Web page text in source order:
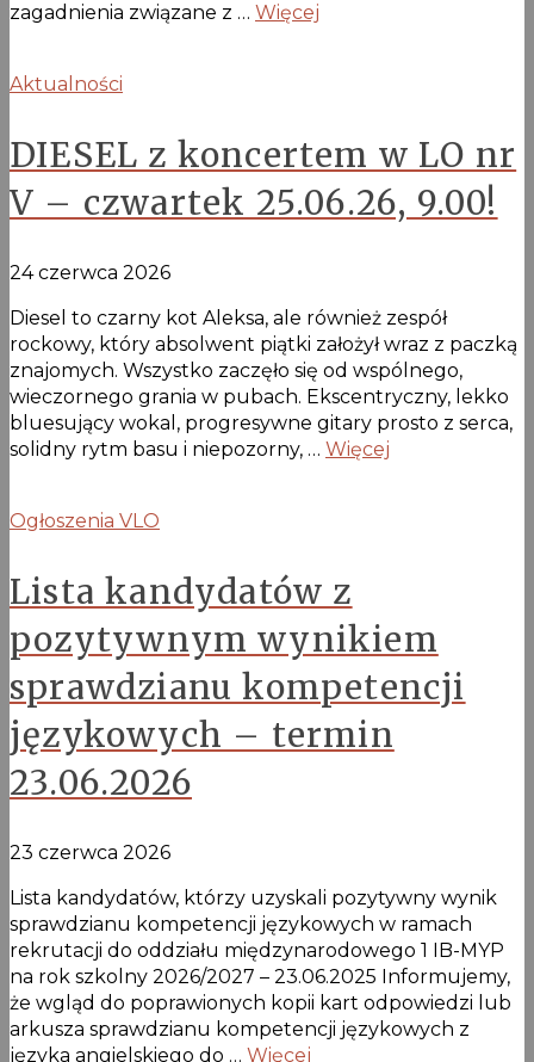
zagadnienia związane z … Więcej
Aktualności
DIESEL z koncertem w LO nr
V – czwartek 25.06.26, 9.00!
24 czerwca 2026
Diesel to czarny kot Aleksa, ale również zespół
rockowy, który absolwent piątki założył wraz z paczką
znajomych. Wszystko zaczęło się od wspólnego,
wieczornego grania w pubach. Ekscentryczny, lekko
bluesujący wokal, progresywne gitary prosto z serca,
solidny rytm basu i niepozorny, … Więcej
Ogłoszenia VLO
Lista kandydatów z
pozytywnym wynikiem
sprawdzianu kompetencji
językowych – termin
23.06.2026
23 czerwca 2026
Lista kandydatów, którzy uzyskali pozytywny wynik
sprawdzianu kompetencji językowych w ramach
rekrutacji do oddziału międzynarodowego 1 IB-MYP
na rok szkolny 2026/2027 – 23.06.2025 Informujemy,
że wgląd do poprawionych kopii kart odpowiedzi lub
arkusza sprawdzianu kompetencji językowych z
języka angielskiego do … Więcej